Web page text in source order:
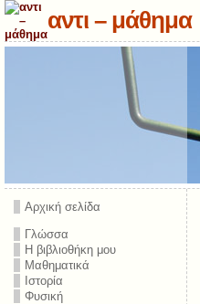
αντι – μάθημα
Αρχική σελίδα
Γλώσσα
Η βιβλιοθήκη μου
Μαθηματικά
Ιστορία
Φυσική